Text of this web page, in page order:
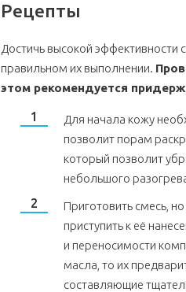
Рецепты
Достичь высокой
правильном их выполнении.
этом рекомендуется
Для начала кожу
позволит порам
который позволит
небольшого
Приготовить смесь,
приступить к её
и переносимости
масла, то их
составляющие